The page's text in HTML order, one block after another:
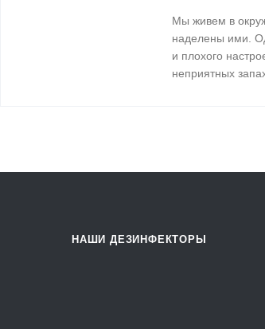
Мы живем в
наделены ими.
и плохого
неприятных
НАШИ ДЕЗИНФЕКТОРЫ